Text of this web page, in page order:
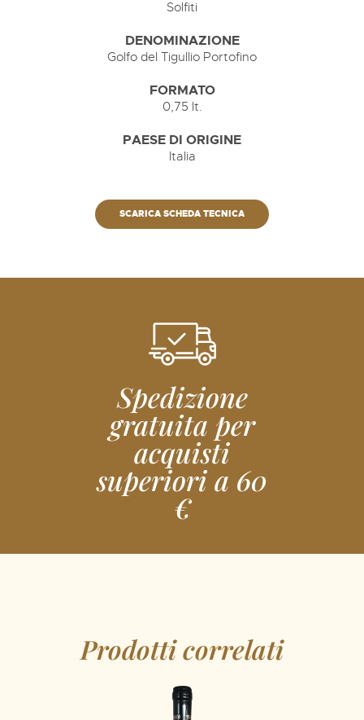
Solfiti
DENOMINAZIONE
Golfo del Tigullio Portofino
FORMATO
0,75 lt.
PAESE DI ORIGINE
Italia
SCARICA SCHEDA TECNICA
Spedizione
gratuita per
acquisti
superiori a 60
€
Prodotti correlati